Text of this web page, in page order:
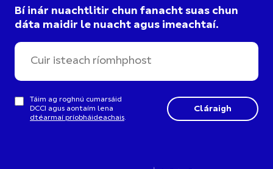
Bí inár nuachtlitir chun fanacht suas chun
dáta maidir le nuacht agus imeachtaí.
Táim ag roghnú cumarsáid
DCCI agus aontaím lena
dtéarmaí príobháideachais.